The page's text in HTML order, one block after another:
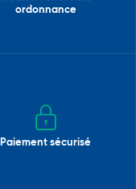
ordonnance
Paiement sécurisé